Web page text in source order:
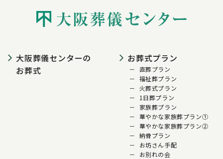
大阪葬儀センターの
お葬式
お葬式プラン
直葬プラン
福祉葬プラン
火葬式プラン
1日葬プラン
家族葬プラン
華やかな家族葬プラン①
華やかな家族葬プラン②
納骨プラン
お坊さん手配
お別れの会